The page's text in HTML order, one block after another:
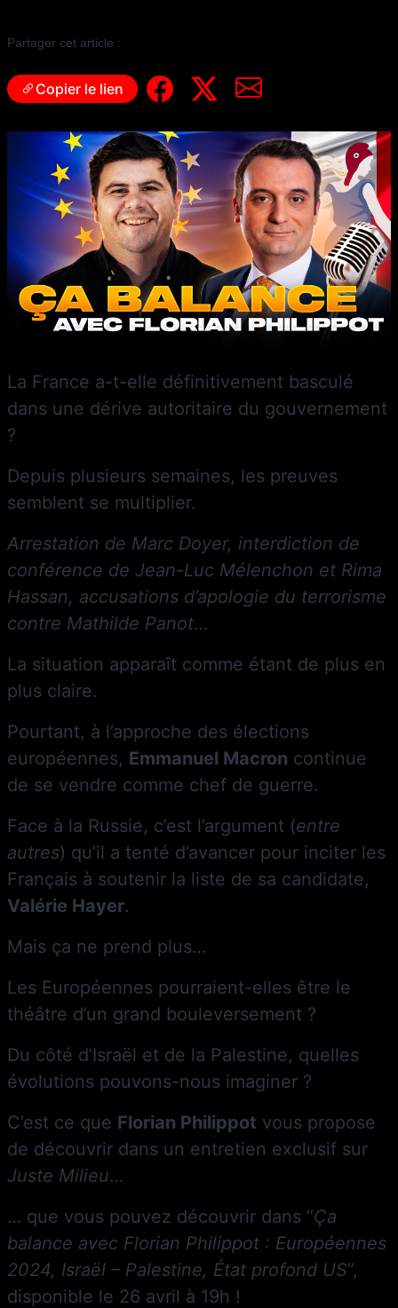
Partager cet article :
Copier le lien
La France a-t-elle définitivement basculé
dans une dérive autoritaire du gouvernement
?
Depuis plusieurs semaines, les preuves
semblent se multiplier.
Arrestation de Marc Doyer, interdiction de
conférence de Jean-Luc Mélenchon et Rima
Hassan, accusations d’apologie du terrorisme
contre Mathilde Panot…
La situation apparaît comme étant de plus en
plus claire.
Pourtant, à l’approche des élections
européennes, Emmanuel Macron continue
de se vendre comme chef de guerre.
Face à la Russie, c’est l’argument (entre
autres) qu’il a tenté d’avancer pour inciter les
Français à soutenir la liste de sa candidate,
Valérie Hayer.
Mais ça ne prend plus…
Les Européennes pourraient-elles être le
théâtre d’un grand bouleversement ?
Du côté d’Israël et de la Palestine, quelles
évolutions pouvons-nous imaginer ?
C’est ce que Florian Philippot vous propose
de découvrir dans un entretien exclusif sur
Juste Milieu…
… que vous pouvez découvrir dans “Ça
balance avec Florian Philippot : Européennes
2024, Israël – Palestine, État profond US”,
disponible le 26 avril à 19h !